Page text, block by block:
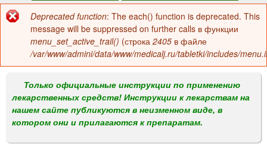
а
в
о
м
е
н
Сообщение
об
ошибке
Deprecated function: The each() function is deprecated. This
message will be suppressed on further calls в функции
menu_set_active_trail() (строка 2405 в файле
/var/www/admini/data/www/medicalj.ru/tabletki/includes/
Только официальные инструкции по применению
лекарственных средств! Инструкции к лекарствам на
нашем сайте публикуются в неизменном виде, в
котором они и прилагаются к препаратам.